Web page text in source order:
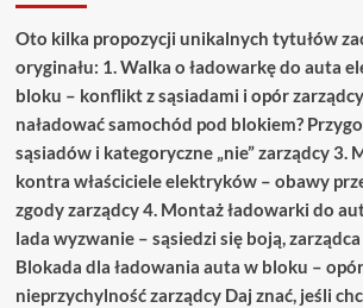
Oto kilka propozycji unikalnych tytułów
oryginału: 1. Walka o ładowarkę do auta
bloku – konflikt z sąsiadami i opór
naładować samochód pod blokiem?
sąsiadów i kategoryczne „nie” zarządcy 3.
kontra właściciele elektryków – obawy
zgody zarządcy 4. Montaż ładowarki do
lada wyzwanie – sąsiedzi się boją,
Blokada dla ładowania auta w bloku –
nieprzychylność zarządcy Daj znać, jeśli